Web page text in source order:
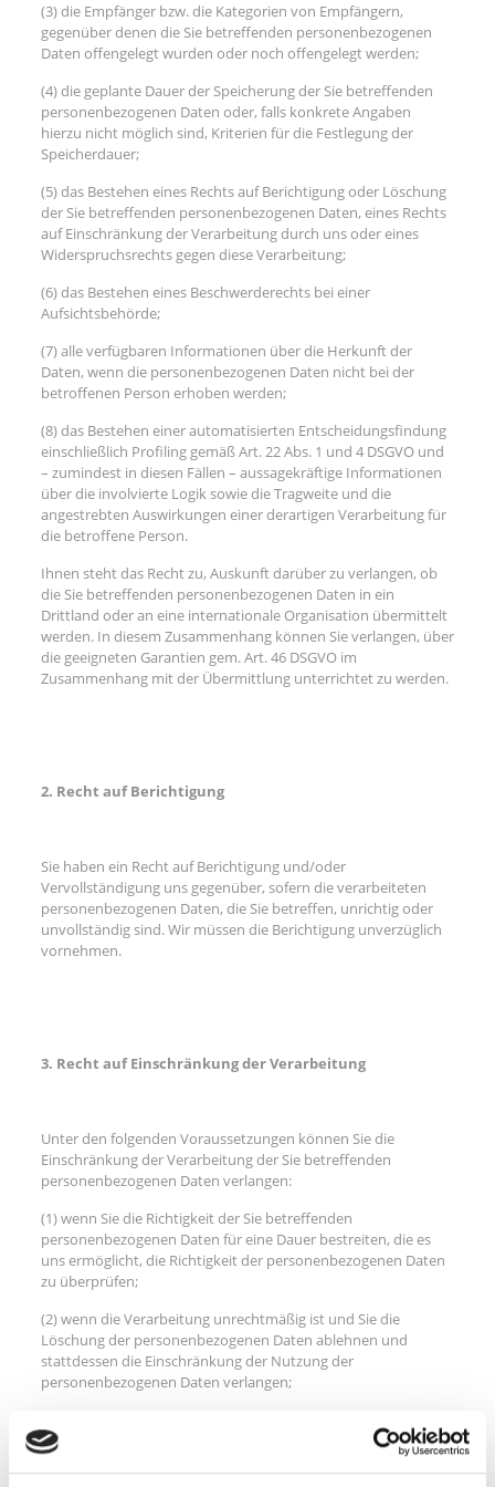
(3) die Empfänger bzw. die Kategorien von Empfängern,
gegenüber denen die Sie betreffenden personenbezogenen
Daten offengelegt wurden oder noch offengelegt werden;
(4) die geplante Dauer der Speicherung der Sie betreffenden
personenbezogenen Daten oder, falls konkrete Angaben
hierzu nicht möglich sind, Kriterien für die Festlegung der
Speicherdauer;
(5) das Bestehen eines Rechts auf Berichtigung oder Löschung
der Sie betreffenden personenbezogenen Daten, eines Rechts
auf Einschränkung der Verarbeitung durch uns oder eines
Widerspruchsrechts gegen diese Verarbeitung;
(6) das Bestehen eines Beschwerderechts bei einer
Aufsichtsbehörde;
(7) alle verfügbaren Informationen über die Herkunft der
Daten, wenn die personenbezogenen Daten nicht bei der
betroffenen Person erhoben werden;
(8) das Bestehen einer automatisierten Entscheidungsfindung
einschließlich Profiling gemäß Art. 22 Abs. 1 und 4 DSGVO und
– zumindest in diesen Fällen – aussagekräftige Informationen
über die involvierte Logik sowie die Tragweite und die
angestrebten Auswirkungen einer derartigen Verarbeitung für
die betroffene Person.
Ihnen steht das Recht zu, Auskunft darüber zu verlangen, ob
die Sie betreffenden personenbezogenen Daten in ein
Drittland oder an eine internationale Organisation übermittelt
werden. In diesem Zusammenhang können Sie verlangen, über
die geeigneten Garantien gem. Art. 46 DSGVO im
Zusammenhang mit der Übermittlung unterrichtet zu werden.
2. Recht auf Berichtigung
Sie haben ein Recht auf Berichtigung und/oder
Vervollständigung uns gegenüber, sofern die verarbeiteten
personenbezogenen Daten, die Sie betreffen, unrichtig oder
unvollständig sind. Wir müssen die Berichtigung unverzüglich
vornehmen.
3. Recht auf Einschränkung der Verarbeitung
Unter den folgenden Voraussetzungen können Sie die
Einschränkung der Verarbeitung der Sie betreffenden
personenbezogenen Daten verlangen:
(1) wenn Sie die Richtigkeit der Sie betreffenden
personenbezogenen Daten für eine Dauer bestreiten, die es
uns ermöglicht, die Richtigkeit der personenbezogenen Daten
zu überprüfen;
(2) wenn die Verarbeitung unrechtmäßig ist und Sie die
Löschung der personenbezogenen Daten ablehnen und
stattdessen die Einschränkung der Nutzung der
personenbezogenen Daten verlangen;
Verarbeitung nicht länger benötigen, Sie diese jedoch zur
Geltendmachung, Ausübung oder Verteidigung von